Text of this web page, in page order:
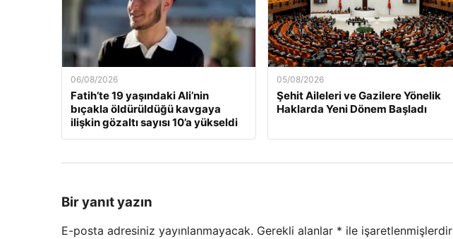
06/08/2026
Fatih’te 19 yaşındaki Ali’nin
bıçakla öldürüldüğü kavgaya
ilişkin gözaltı sayısı 10’a yükseldi
05/08/2026
Şehit Aileleri ve Gazilere Yönelik
Haklarda Yeni Dönem Başladı
Bir yanıt yazın
E-posta adresiniz yayınlanmayacak. Gerekli alanlar * ile işaretlenmişlerdir